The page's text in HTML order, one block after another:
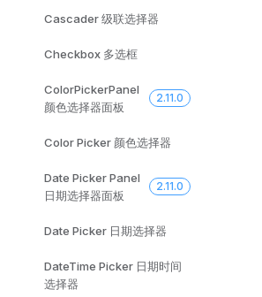
Cascader 级联选择器
Checkbox 多选框
ColorPickerPanel
颜色选择器面板
2.11.0
Color Picker 颜色选择器
Date Picker Panel
日期选择器面板
2.11.0
Date Picker 日期选择器
DateTime Picker 日期时间
选择器